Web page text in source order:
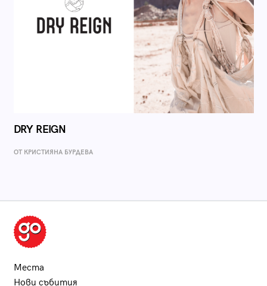
DRY REIGN
ОТ КРИСТИЯНА БУРДЕВА
Места
Нови събития